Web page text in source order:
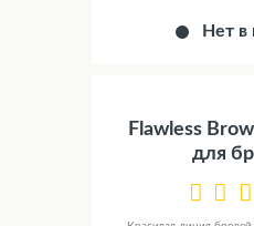
Нет в
Flawless
для